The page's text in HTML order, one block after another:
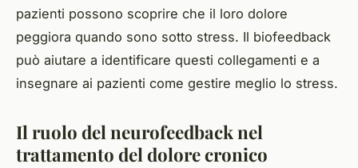
pazienti possono scoprire che il loro dolore
peggiora quando sono sotto stress. Il biofeedback
può aiutare a identificare questi collegamenti e a
insegnare ai pazienti come gestire meglio lo stress.
Il ruolo del neurofeedback nel
trattamento del dolore cronico